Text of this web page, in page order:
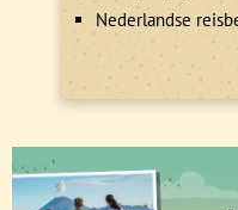
Nederlandse